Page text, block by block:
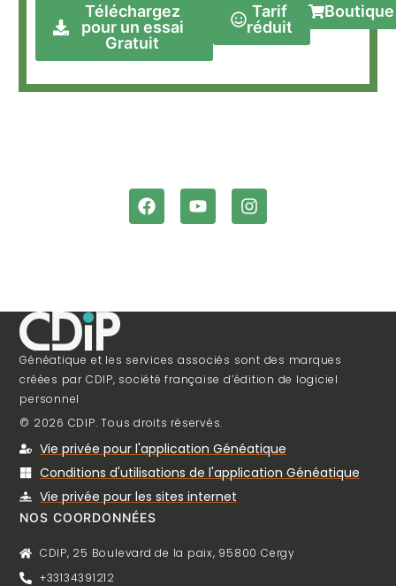
Téléchargez
pour un essai
Gratuit
Tarif
réduit
Boutique
Généatique et les services associés sont des marques
créées par CDIP, société française d’édition de logiciel
personnel
© 2026 CDIP. Tous droits réservés.
Vie privée pour l'application Généatique
Conditions d'utilisations de l'application Généatique
Vie privée pour les sites internet
NOS COORDONNÉES
CDIP, 25 Boulevard de la paix, 95800 Cergy
+33134391212